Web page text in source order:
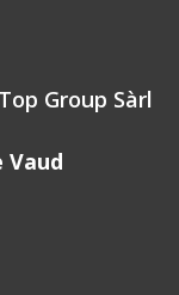
Group Sàrl
Vaud